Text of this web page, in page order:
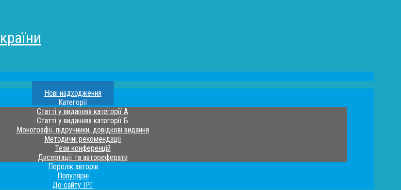
Нові надходження
Категорії
Статті у виданнях категорії А
Статті у виданнях категорії Б
Монографії, підручники, довідкові видання
Методичні рекомендації
Тези конференцій
Дисертації та автореферати
Перелік авторів
Популярні
До сайту ІРГ